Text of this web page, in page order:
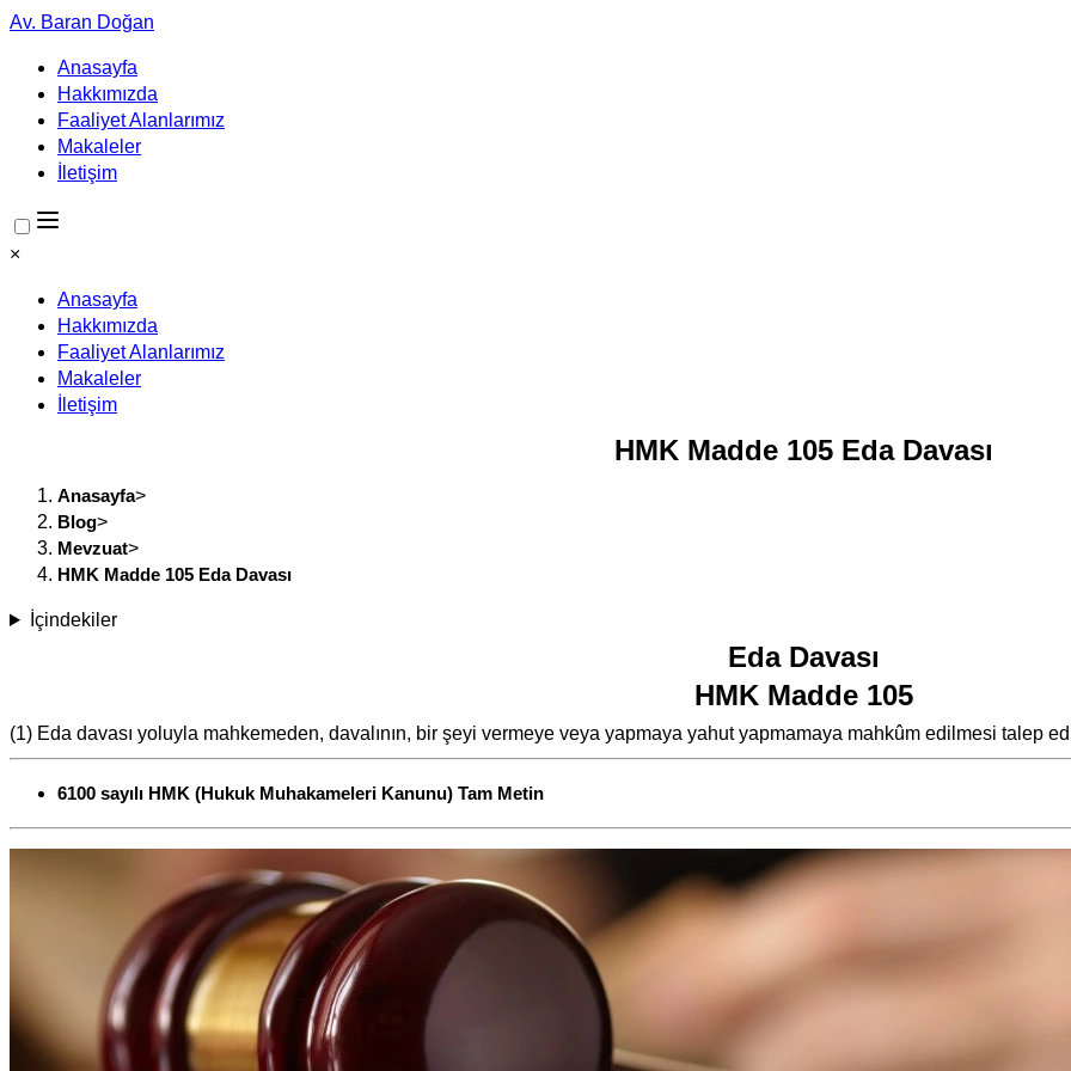
Av. Baran Doğan
Anasayfa
Hakkımızda
Faaliyet Alanlarımız
Makaleler
İletişim
×
Anasayfa
Hakkımızda
Faaliyet Alanlarımız
Makaleler
İletişim
HMK Madde 105 Eda Davası
Anasayfa>
Blog>
Mevzuat>
HMK Madde 105 Eda Davası
İçindekiler
Eda Davası
HMK Madde 105
(1) Eda davası yoluyla mahkemeden, davalının, bir şeyi vermeye veya yapmaya yahut yapmamaya mahkûm edilmesi talep
6100 sayılı HMK (Hukuk Muhakameleri Kanunu) Tam Metin